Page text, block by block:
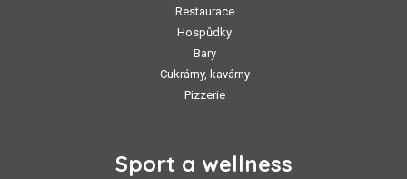
Restaurace
Hospůdky
Bary
Cukrárny, kavárny
Pizzerie
Sport a wellness